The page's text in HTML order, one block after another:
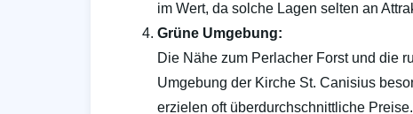
im Wert, da solche Lagen selten an
Grüne Umgebung:
Die Nähe zum Perlacher Forst und die
Umgebung der Kirche St. Canisius
erzielen oft überdurchschnittliche Preise.